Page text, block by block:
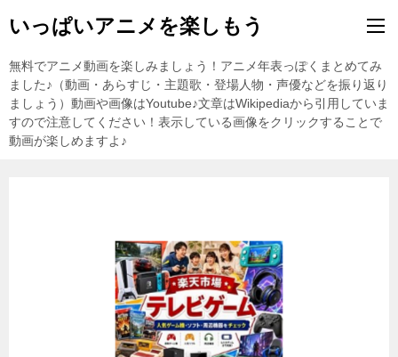
いっぱいアニメを楽しもう
無料でアニメ動画を楽しみましょう！アニメ年表っぽくまとめてみ
ました♪（動画・あらすじ・主題歌・登場人物・声優などを振り返り
ましょう）動画や画像はYoutube♪文章はWikipediaから引用していま
すので注意してください！表示している画像をクリックすることで
動画が楽しめますよ♪